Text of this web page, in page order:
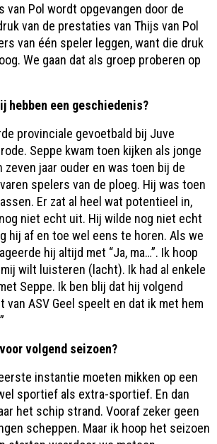
van Pol wordt opgevangen door de
van de prestaties van Thijs van Pol
van één speler leggen, want die druk
We gaan dat als groep proberen op
hebben een geschiedenis?
provinciale gevoetbald bij Juve
Seppe kwam toen kijken als jonge
zeven jaar ouder en was toen bij de
spelers van de ploeg. Hij was toen
Er zat al heel wat potentieel in,
niet echt uit. Hij wilde nog niet echt
hij af en toe wel eens te horen. Als we
hij altijd met “Ja, ma…”. Ik hoop
wilt luisteren (lacht). Ik had al enkele
Seppe. Ik ben blij dat hij volgend
ASV Geel speelt en dat ik met hem
volgend seizoen?
instantie moeten mikken op een
sportief als extra-sportief. En dan
het schip strand. Vooraf zeker geen
scheppen. Maar ik hoop het seizoen